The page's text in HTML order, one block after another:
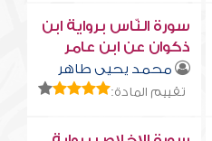
سورة النّاس برواية ابن
ذكوان عن ابن عامر
محمد يحيى طاهر
تقييم المادة: